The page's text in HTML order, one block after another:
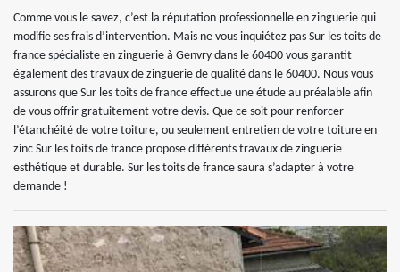
Comme vous le savez, c’est la réputation professionnelle en zinguerie qui
modifie ses frais d’intervention. Mais ne vous inquiétez pas Sur les toits de
france spécialiste en zinguerie à Genvry dans le 60400 vous garantit
également des travaux de zinguerie de qualité dans le 60400. Nous vous
assurons que Sur les toits de france effectue une étude au préalable afin
de vous offrir gratuitement votre devis. Que ce soit pour renforcer
l’étanchéité de votre toiture, ou seulement entretien de votre toiture en
zinc Sur les toits de france propose différents travaux de zinguerie
esthétique et durable. Sur les toits de france saura s’adapter à votre
demande !